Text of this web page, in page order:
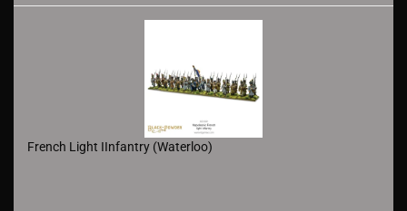
French Light IInfantry (Waterloo)